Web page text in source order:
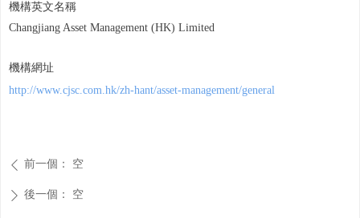
機構英文名稱
Changjiang Asset Management (HK) Limited
機構網址
http://www.cjsc.com.hk/zh-hant/asset-management/general
ꄴ 前一個： 空
ꄲ 後一個： 空